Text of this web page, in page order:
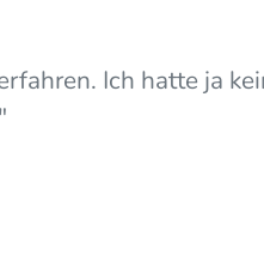
Ich hatte ja